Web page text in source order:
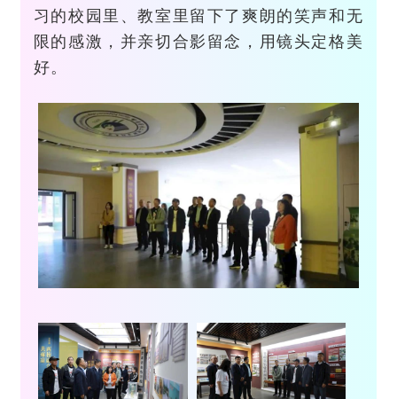
习的校园里、教室里留下了爽朗的笑声和无
限的感激，并亲切合影留念，用镜头定格美
好。